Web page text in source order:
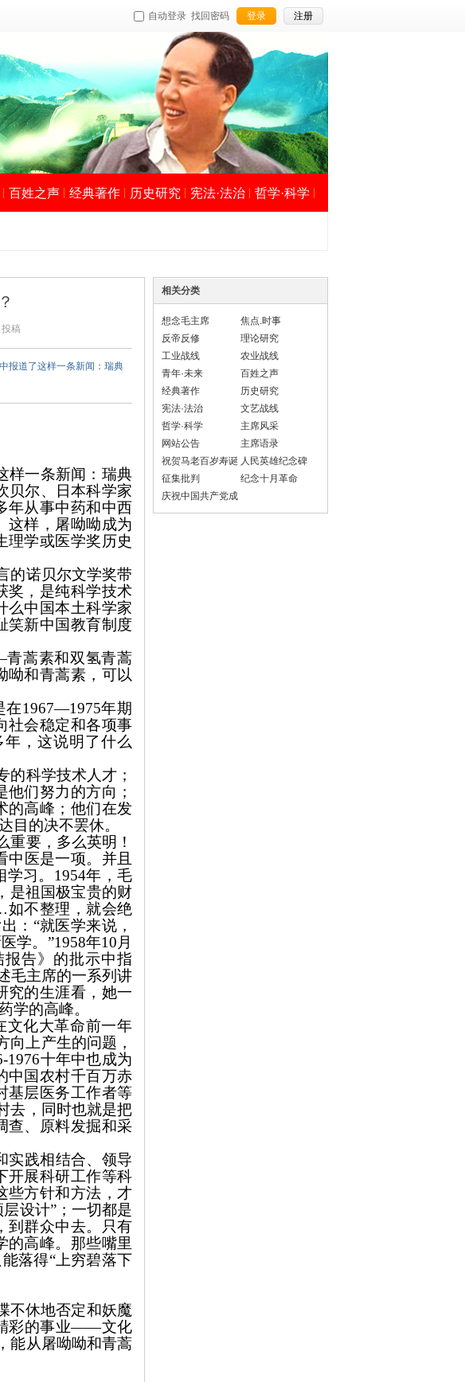
自动登录 找回密码 登录 注册
百姓之声 经典著作 历史研究 宪法·法治 哲学·科学
稿
报道了这样一条新闻：瑞典
样一条新闻： 瑞典
贝尔、日本科学家
年从事中药和中西
样，屠呦呦成为
理学或医学奖历史
的诺贝尔文学奖带
奖，是纯科学技术
么中国本土科学家
笑新中国教育制度
蒿素和双氢青蒿
呦和青蒿素，可以
在1967—1975年期
社会稳定和各项事
年，这说明了什么
的科学技术人才；
们努力的方向；
的高峰；他们在发
目的决不罢休。
重要，多么英明！
医是一项。并且
习。 1954年，毛
是祖国极宝贵的财
不整理，就会绝
：“就医学来说，
学。”1958年10 月
告》的批示中指
毛主席的一系列讲
究的生涯看，她一
学的高峰。
文化大革命前一年
向上产生的问题，
1976十年中也成为
中国农村千百万赤
基层医务工作者等
去，同时也就是把
查、原料发掘和采
实践相结合、领导
开展科研工作等科
些方针和方法，才
设计”；一切都是
到群众中去。只有
的高峰。那些嘴里
落得“上穷碧落下
不休地否定和妖魔
彩的事业——文化
能从屠呦呦和青蒿
相关分类
想念毛主席
焦点.时事
反帝反修
理论研究
工业战线
农业战线
青年·未来
百姓之声
经典著作
历史研究
宪法·法治
文艺战线
哲学·科学
主席风采
网站公告
主席语录
祝贺马老百岁寿诞 人民英雄纪念碑
征集批判
纪念十月革命
庆祝中国共产党成
立100周年